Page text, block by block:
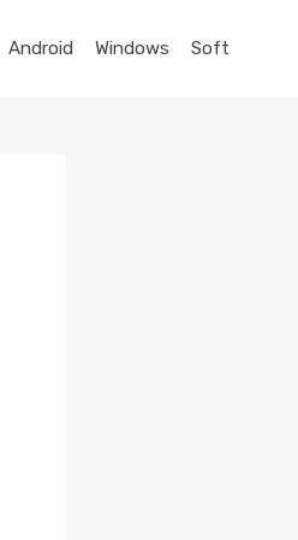
Android Windows Soft